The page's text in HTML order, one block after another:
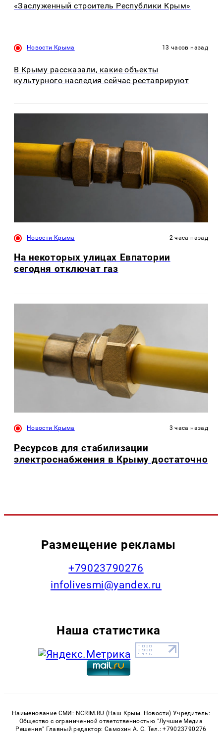
«Заслуженный строитель Республики Крым»
Новости Крыма 13 часов назад
В Крыму рассказали, какие объекты
культурного наследия сейчас реставрируют
Новости Крыма 2 часа назад
На некоторых улицах Евпатории
сегодня отключат газ
Новости Крыма 3 часа назад
Ресурсов для стабилизации
электроснабжения в Крыму достаточно
Размещение рекламы
+79023790276
infolivesmi@yandex.ru
Наша статистика
Наименование СМИ: NCRIM.RU (Наш Крым. Новости) Учредитель:
Общество с ограниченной ответственностью "Лучшие Медиа
Решения" Главный редактор: Самохин А. С. Тел.: +79023790276